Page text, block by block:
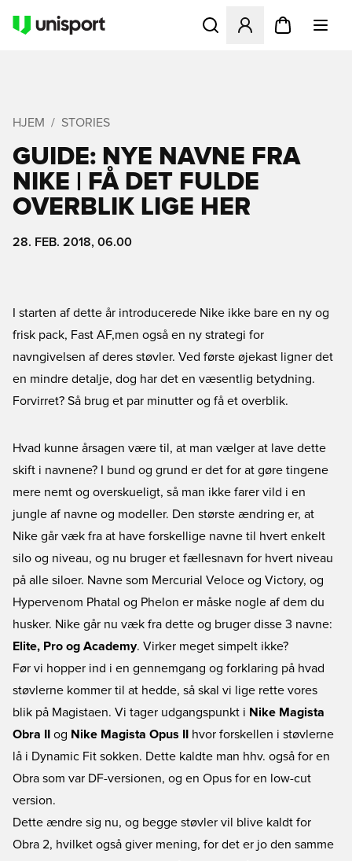
Åbner en Modal til at
HJEM STORIES
GUIDE: NYE NAVNE FRA
NIKE | FÅ DET FULDE
OVERBLIK LIGE HER
28. FEB. 2018, 06.00
I starten af dette år introducerede Nike ikke bare en ny og
frisk pack, Fast AF,men også en ny strategi for
navngivelsen af deres støvler. Ved første øjekast ligner det
en mindre detalje, dog har det en væsentlig betydning.
Forvirret? Så brug et par minutter og få et overblik.
Hvad kunne årsagen være til, at man vælger at lave dette
skift i navnene? I bund og grund er det for at gøre tingene
mere nemt og overskueligt, så man ikke farer vild i en
jungle af navne og modeller. Den største ændring er, at
Nike går væk fra at have forskellige navne til hvert enkelt
silo og niveau, og nu bruger et fællesnavn for hvert niveau
på alle siloer. Navne som Mercurial Veloce og Victory, og
Hypervenom Phatal og Phelon er måske nogle af dem du
husker. Nike går nu væk fra dette og bruger disse 3 navne:
Elite, Pro og Academy. Virker meget simpelt ikke?
Før vi hopper ind i en gennemgang og forklaring på hvad
støvlerne kommer til at hedde, så skal vi lige rette vores
blik på Magistaen. Vi tager udgangspunkt i Nike Magista
Obra II
og Nike Magista Opus II
hvor forskellen i støvlerne
lå i Dynamic Fit sokken. Dette kaldte man hhv. også for en
Obra som var DF-versionen, og en Opus for en low-cut
version.
Dette ændre sig nu, og begge støvler vil blive kaldt for
Obra 2, hvilket også giver mening, for det er jo den samme